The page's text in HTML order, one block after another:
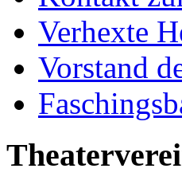
Verhexte
Vorstand